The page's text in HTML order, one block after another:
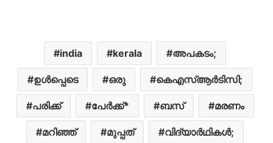
india kerala അപകടം;
ഉൾപ്പെടെ ഒരു കെഎസ്ആര്‍ടിസി;
പരിക്ക് പേർക്ക്* ബസ് മരണം
മറിഞ്ഞ് മുപ്പത് വിദ്യാർഥികൾ;